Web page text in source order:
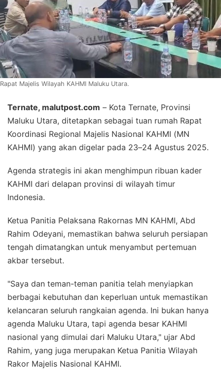
Rapat Majelis Wilayah KAHMI Maluku Utara.
Ternate, malutpost.com – Kota Ternate, Provinsi
Maluku Utara, ditetapkan sebagai tuan rumah Rapat
Koordinasi Regional Majelis Nasional KAHMI (MN
KAHMI) yang akan digelar pada 23–24 Agustus 2025.
Agenda strategis ini akan menghimpun ribuan kader
KAHMI dari delapan provinsi di wilayah timur
Indonesia.
Ketua Panitia Pelaksana Rakornas MN KAHMI, Abd
Rahim Odeyani, memastikan bahwa seluruh persiapan
tengah dimatangkan untuk menyambut pertemuan
akbar tersebut.
"Saya dan teman-teman panitia telah menyiapkan
berbagai kebutuhan dan keperluan untuk memastikan
kelancaran seluruh rangkaian agenda. Ini bukan hanya
agenda Maluku Utara, tapi agenda besar KAHMI
nasional yang dimulai dari Maluku Utara," ujar Abd
Rahim, yang juga merupakan Ketua Panitia Wilayah
Rakor Majelis Nasional KAHMI.